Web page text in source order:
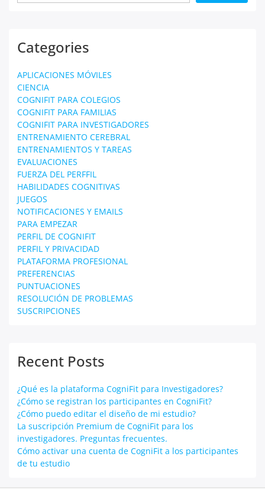
Categories
APLICACIONES MÓVILES
CIENCIA
COGNIFIT PARA COLEGIOS
COGNIFIT PARA FAMILIAS
COGNIFIT PARA INVESTIGADORES
ENTRENAMIENTO CEREBRAL
ENTRENAMIENTOS Y TAREAS
EVALUACIONES
FUERZA DEL PERFFIL
HABILIDADES COGNITIVAS
JUEGOS
NOTIFICACIONES Y EMAILS
PARA EMPEZAR
PERFIL DE COGNIFIT
PERFIL Y PRIVACIDAD
PLATAFORMA PROFESIONAL
PREFERENCIAS
PUNTUACIONES
RESOLUCIÓN DE PROBLEMAS
SUSCRIPCIONES
Recent Posts
¿Qué es la plataforma CogniFit para Investigadores?
¿Cómo se registran los participantes en CogniFit?
¿Cómo puedo editar el diseño de mi estudio?
La suscripción Premium de CogniFit para los
investigadores. Preguntas frecuentes.
Cómo activar una cuenta de CogniFit a los participantes
de tu estudio